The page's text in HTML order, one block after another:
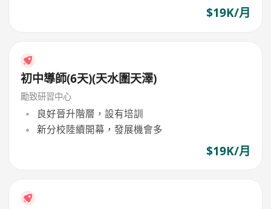
$19K/月
初中導師(6天)(天水圍天澤)
勵致研習中心
良好晉升階層，設有培訓
新分校陸續開幕，發展機會多
$19K/月